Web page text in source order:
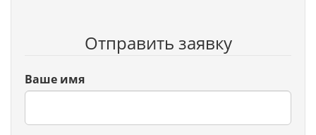
Отправить заявку
Ваше имя